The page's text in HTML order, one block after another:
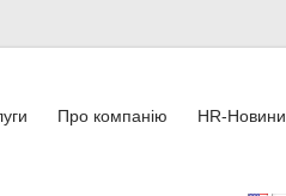
Про компанію HR-Новини